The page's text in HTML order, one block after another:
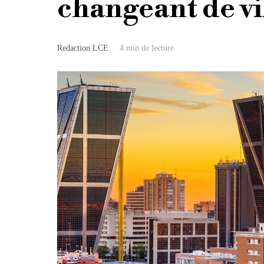
changeant de
Redaction LCE 4 min de lecture